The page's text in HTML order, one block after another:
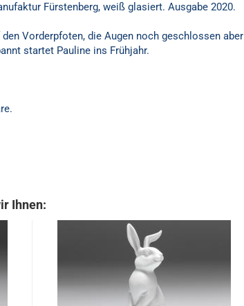
Fürstenberg, weiß glasiert. Ausgabe 2020.
Vorderpfoten, die Augen noch geschlossen aber
startet Pauline ins Frühjahr.
Ihnen: